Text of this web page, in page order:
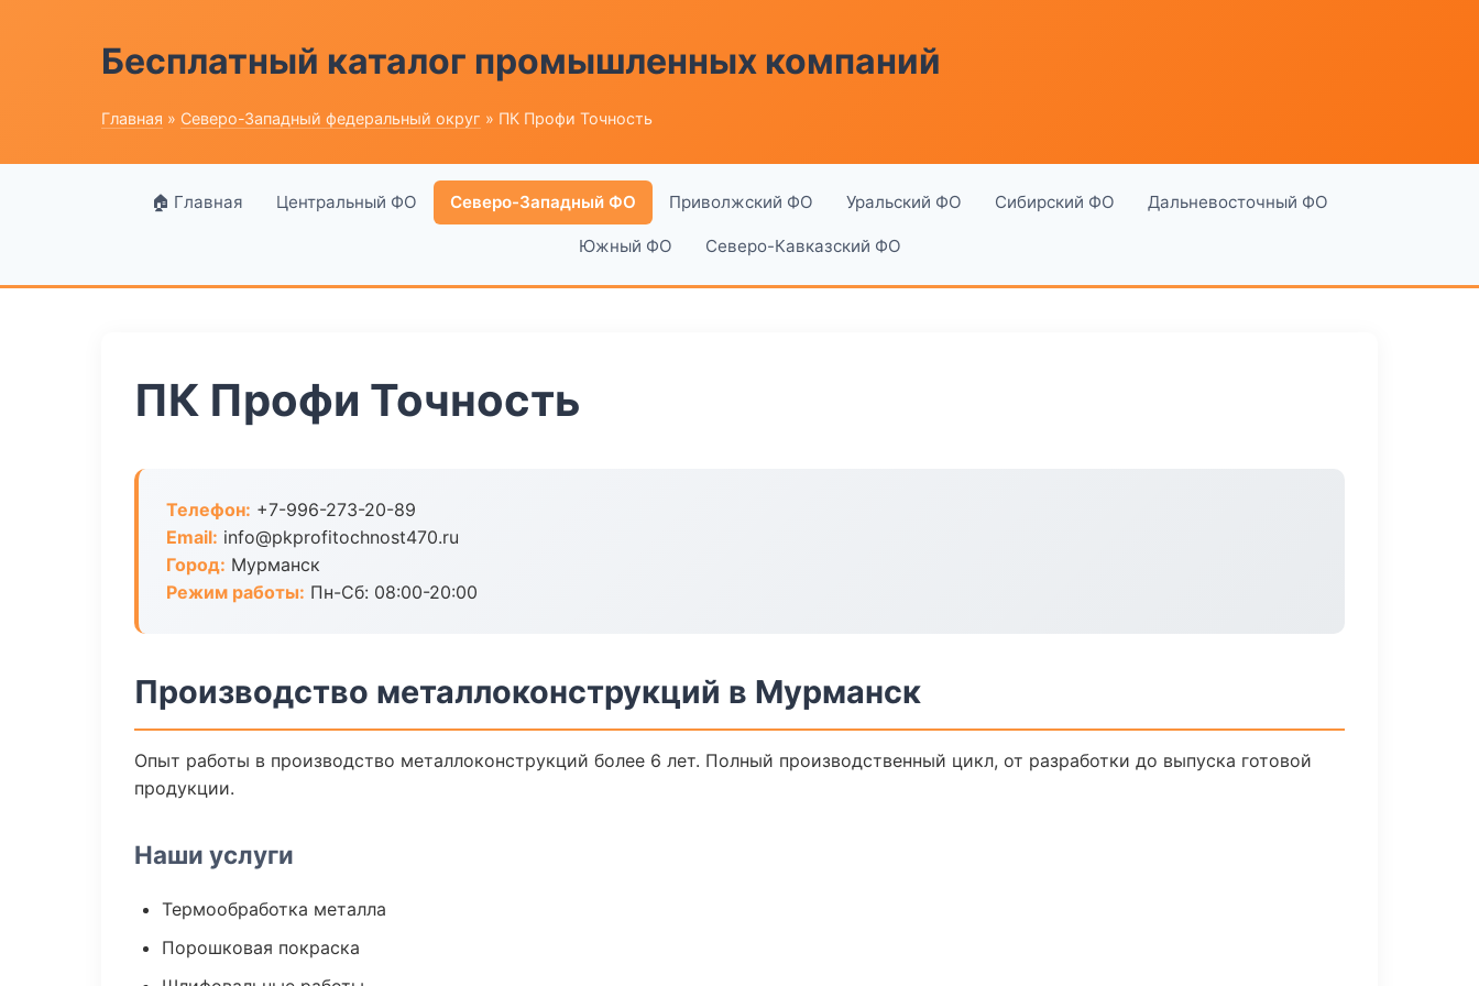
Бесплатный каталог промышленных компаний
Главная » Северо-Западный федеральный округ » ПК Профи Точность
🏠 Главная Центральный ФО Северо-Западный ФО Приволжский ФО Уральский ФО Сибирский ФО Дальневосточный ФО
Южный ФО Северо-Кавказский ФО
ПК Профи Точность
Телефон: +7-996-273-20-89
Email: info@pkprofitochnost470.ru
Город: Мурманск
Режим работы: Пн-Сб: 08:00-20:00
Производство металлоконструкций в Мурманск
Опыт работы в производство металлоконструкций более 6 лет. Полный производственный цикл, от разработки до выпуска готовой
продукции.
Наши услуги
Термообработка металла
Порошковая покраска